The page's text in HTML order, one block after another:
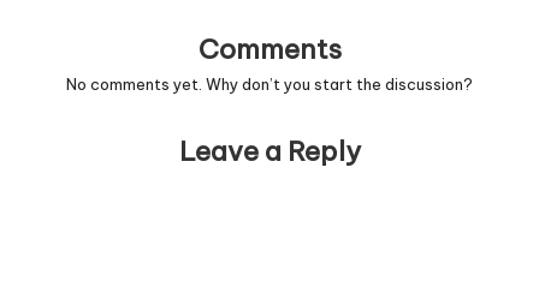
Comments
No comments yet. Why don’t you start the discussion?
Leave a Reply